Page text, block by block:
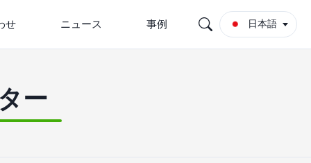
せ ニュース 事例 日本語
ー